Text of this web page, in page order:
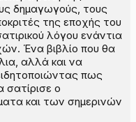
δημαγωγούς, τους
της εποχής του
λόγου ενάντια
Ένα βιβλίο που θα
αλλά και να
πως
σατίρισε ο
και των σημερινών